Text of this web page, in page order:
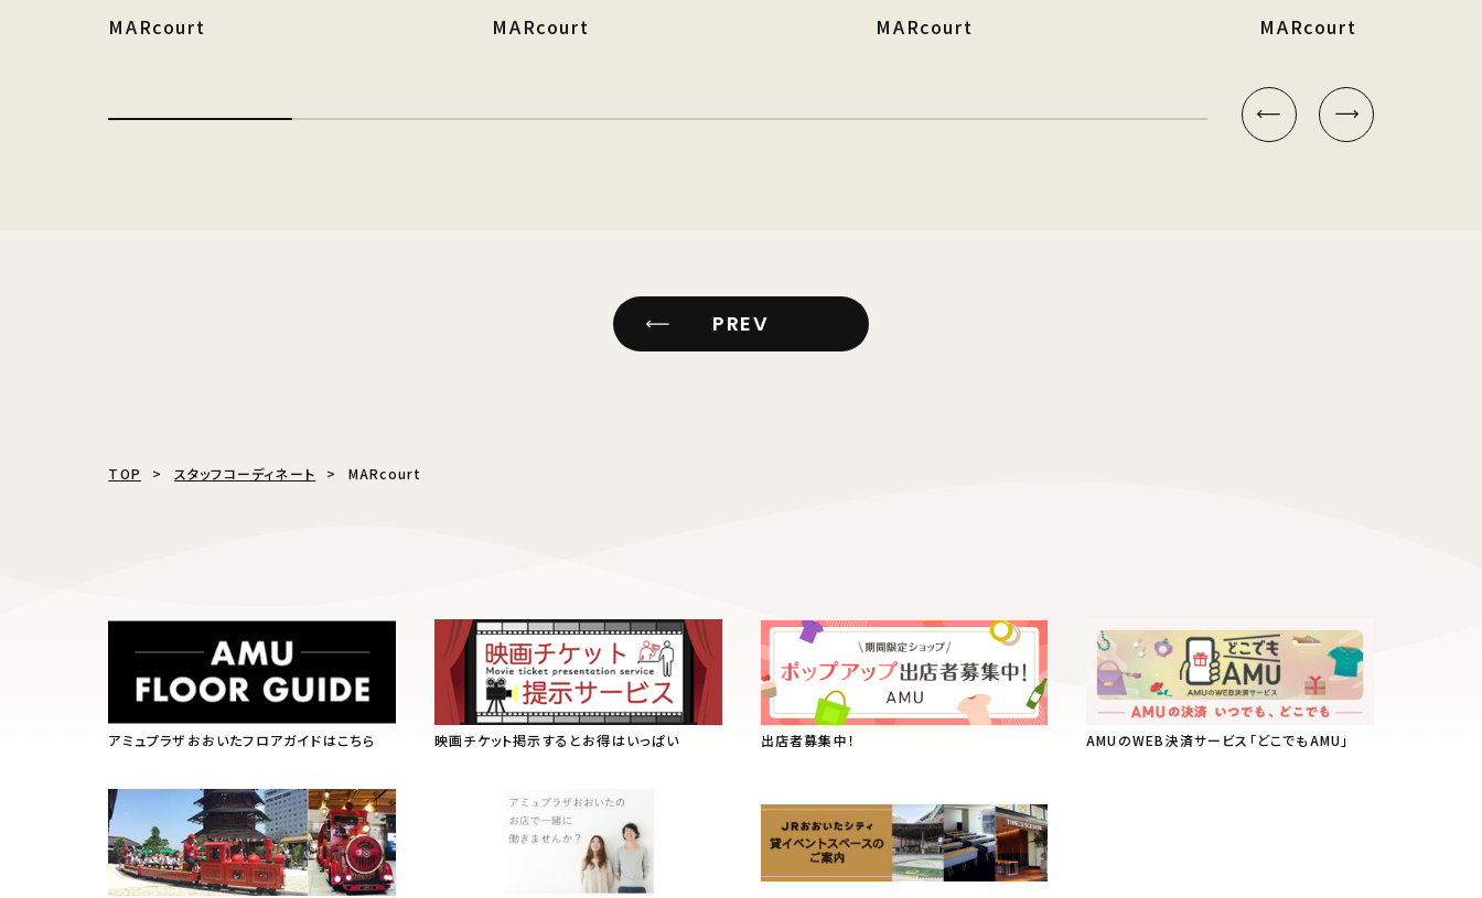
MARcourt MARcourt MARcourt MARcourt
PREV
TOP スタッフコーディネート MARcourt
アミュプラザおおいたフロアガイドはこちら 映画チケット掲示するとお得はいっぱい 出店者募集中！ AMUのWEB決済サービス「どこでもAMU」